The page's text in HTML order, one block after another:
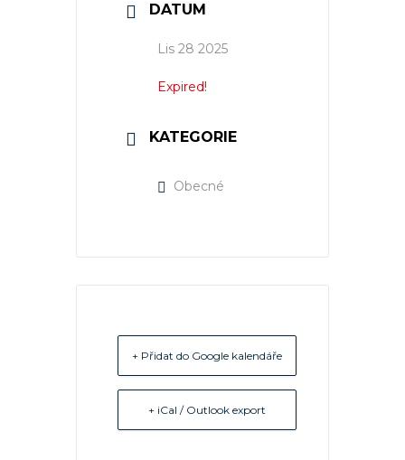
DATUM
Lis 28 2025
Expired!
KATEGORIE
Obecné
+ Přidat do Google kalendáře
+ iCal / Outlook export